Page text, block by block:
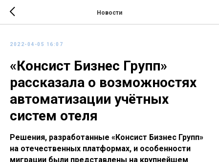
Новости
2022-04-05 16:07
«Консист Бизнес Групп»
рассказала о возможностях
автоматизации учётных
систем отеля
Решения, разработанные «Консист Бизнес Групп»
на отечественных платформах, и особенности
миграции были представлены на крупнейшем